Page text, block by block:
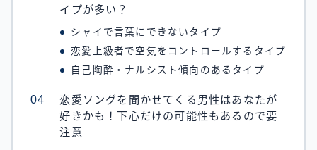
イプが多い？
シャイで言葉にできないタイプ
恋愛上級者で空気をコントロールするタイプ
自己陶酔・ナルシスト傾向のあるタイプ
恋愛ソングを聞かせてくる男性はあなたが
好きかも！下心だけの可能性もあるので要
注意